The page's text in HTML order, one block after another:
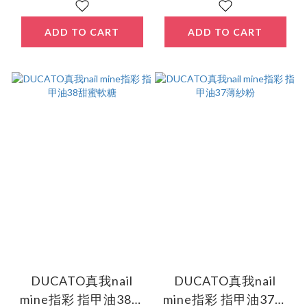
ADD TO CART ADD TO CART
DUCATO真我nail
mine指彩 指甲油38甜
DUCATO真我nail
mine指彩 指甲油37薄